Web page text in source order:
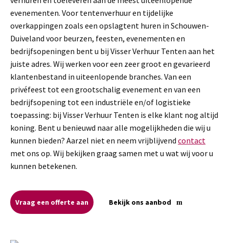
evenementen. Voor tentenverhuur en tijdelijke
overkappingen zoals een opslagtent huren in Schouwen-
Duiveland voor beurzen, feesten, evenementen en
bedrijfsopeningen bent u bij Visser Verhuur Tenten aan het
juiste adres. Wij werken voor een zeer groot en gevarieerd
klantenbestand in uiteenlopende branches. Van een
privéfeest tot een grootschalig evenement en van een
bedrijfsopening tot een industriële en/of logistieke
toepassing: bij Visser Verhuur Tenten is elke klant nog altijd
koning. Bent u benieuwd naar alle mogelijkheden die wij u
kunnen bieden? Aarzel niet en neem vrijblijvend contact
met ons op. Wij bekijken graag samen met u wat wij voor u
kunnen betekenen.
Vraag een offerte aan Bekijk ons aanbod